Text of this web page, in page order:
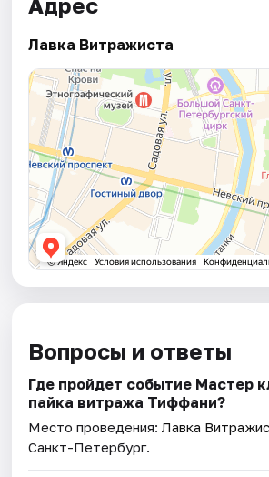
Лавка Витражиста
Вопросы и ответы
Где пройдет событие Мастер
пайка витража Тиффани?
Место проведения:Лавка
Санкт-Петербург.